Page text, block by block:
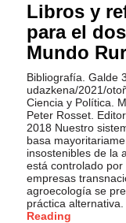
Libros y
para el
Mundo
Bibliografía. Galde
udazkena/2021/
Ciencia y Política.
Peter Rosset.
2018 Nuestro
basa
insostenibles de la
está controlado
empresas
agroecología se
práctica
Reading